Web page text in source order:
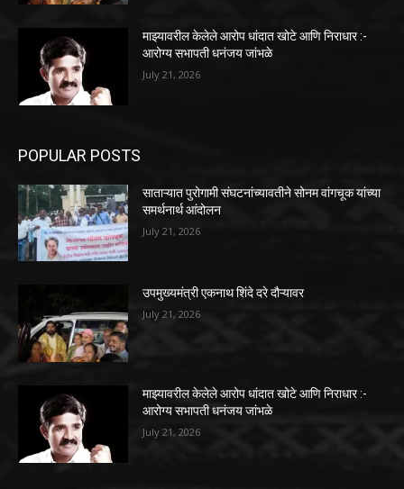
माझ्यावरील केलेले आरोप धांदात खोटे आणि निराधार :-
आरोग्य सभापती धनंजय जांभळे
July 21, 2026
POPULAR POSTS
साताऱ्यात पुरोगामी संघटनांच्यावतीने सोनम वांगचूक यांच्या
समर्थनार्थ आंदोलन
July 21, 2026
उपमुख्यमंत्री एकनाथ शिंदे दरे दौऱ्यावर
July 21, 2026
माझ्यावरील केलेले आरोप धांदात खोटे आणि निराधार :-
आरोग्य सभापती धनंजय जांभळे
July 21, 2026